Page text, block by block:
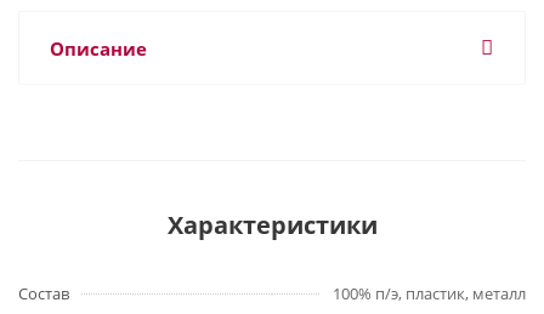
Описание
Характеристики
Состав
100% п/э, пластик, металл